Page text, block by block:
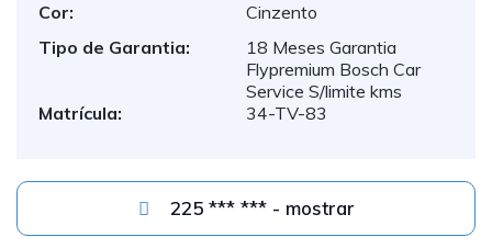
Cor:
Cinzento
Tipo de Garantia:
18 Meses Garantia
Flypremium Bosch Car
Service S/limite kms
Matrícula:
34-TV-83
225 *** *** - mostrar